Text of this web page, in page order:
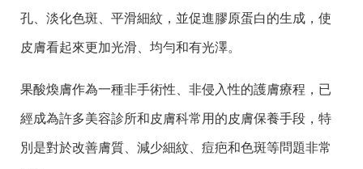
孔、淡化色斑、平滑細紋，並促進膠原蛋白的生成，使
皮膚看起來更加光滑、均勻和有光澤。
果酸煥膚作為一種非手術性、非侵入性的護膚療程，已
經成為許多美容診所和皮膚科常用的皮膚保養手段，特
別是對於改善膚質、減少細紋、痘疤和色斑等問題非常